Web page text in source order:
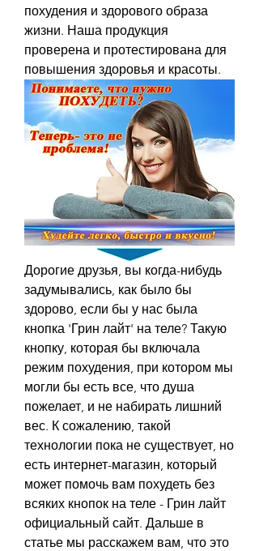
похудения и здорового образа
жизни. Наша продукция
проверена и протестирована для
повышения здоровья и красоты.
Дорогие друзья, вы когда-нибудь
задумывались, как было бы
здорово, если бы у нас была
кнопка 'Грин лайт' на теле? Такую
кнопку, которая бы включала
режим похудения, при котором мы
могли бы есть все, что душа
пожелает, и не набирать лишний
вес. К сожалению, такой
технологии пока не существует, но
есть интернет-магазин, который
может помочь вам похудеть без
всяких кнопок на теле - Грин лайт
официальный сайт. Дальше в
статье мы расскажем вам, что это